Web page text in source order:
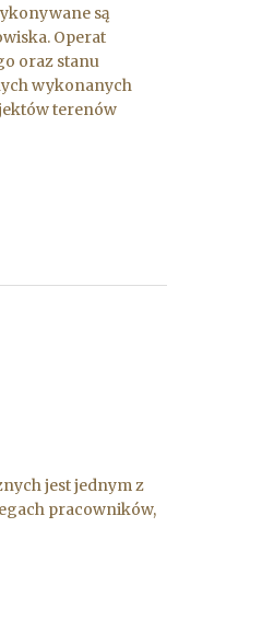
są
Operat
oraz stanu
wykonanych
terenów
jest jednym z
pracowników,